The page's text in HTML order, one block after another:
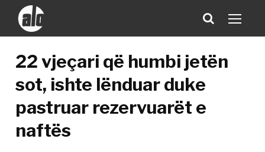
22 vjeçari që humbi jetën
sot, ishte lënduar duke
pastruar rezervuarët e
naftës